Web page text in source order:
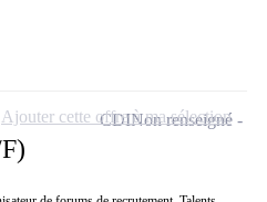
CDINon renseigné
Ajouter cette offre à ma sélection